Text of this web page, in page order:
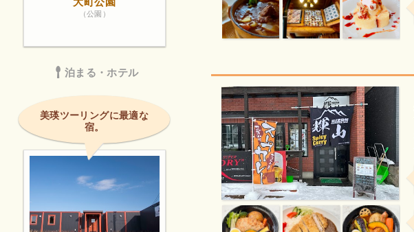
（公園）
泊まる・ホテル
美瑛ツーリングに最適な
宿。